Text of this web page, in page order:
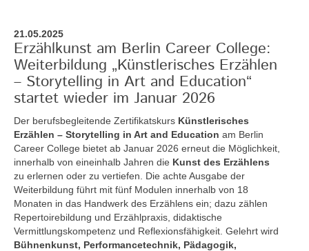
21.05.2025
Erzählkunst am Berlin Career College:
Weiterbildung „Künstlerisches Erzählen
– Storytelling in Art and Education“
startet wieder im Januar 2026
Der berufsbegleitende Zertifikatskurs Künstlerisches
Erzählen – Storytelling in Art and Education am Berlin
Career College bietet ab Januar 2026 erneut die Möglichkeit,
innerhalb von eineinhalb Jahren die Kunst des Erzählens
zu erlernen oder zu vertiefen. Die achte Ausgabe der
Weiterbildung führt mit fünf Modulen innerhalb von 18
Monaten in das Handwerk des Erzählens ein; dazu zählen
Repertoirebildung und Erzählpraxis, didaktische
Vermittlungskompetenz und Reflexionsfähigkeit. Gelehrt wird
Bühnenkunst, Performancetechnik, Pädagogik,